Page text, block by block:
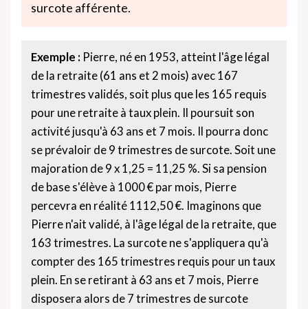
surcote afférente.
Exemple : Pierre, né en 1953, atteint l'âge légal
de la retraite (61 ans et 2 mois) avec 167
trimestres validés, soit plus que les 165 requis
pour une retraite à taux plein. Il poursuit son
activité jusqu'à 63 ans et 7 mois. Il pourra donc
se prévaloir de 9 trimestres de surcote. Soit une
majoration de 9 x 1,25 = 11,25 %. Si sa pension
de base s'élève à 1000 € par mois, Pierre
percevra en réalité 1112,50 €. Imaginons que
Pierre n'ait validé, à l'âge légal de la retraite, que
163 trimestres. La surcote ne s'appliquera qu'à
compter des 165 trimestres requis pour un taux
plein. En se retirant à 63 ans et 7 mois, Pierre
disposera alors de 7 trimestres de surcote